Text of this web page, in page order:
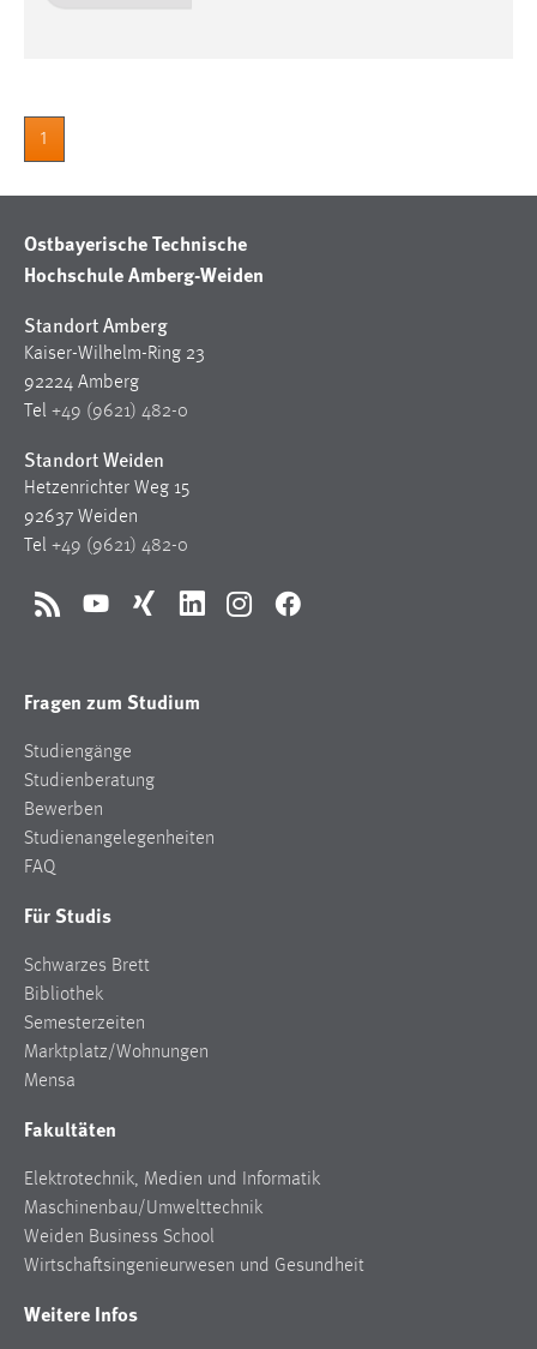
1
Ostbayerische Technische
Hochschule Amberg-Weiden
Standort Amberg
Kaiser-Wilhelm-Ring 23
92224 Amberg
Tel +49 (9621) 482-0
Standort Weiden
Hetzenrichter Weg 15
92637 Weiden
Tel +49 (9621) 482-0
RSS YouTubeXing LinkedInInstagramFacebook
Fragen zum Studium
Studiengänge
Studienberatung
Bewerben
Studienangelegenheiten
FAQ
Für Studis
Schwarzes Brett
Bibliothek
Semesterzeiten
Marktplatz/Wohnungen
Mensa
Fakultäten
Elektrotechnik, Medien und Informatik
Maschinenbau/Umwelttechnik
Weiden Business School
Wirtschaftsingenieurwesen und Gesundheit
Weitere Infos